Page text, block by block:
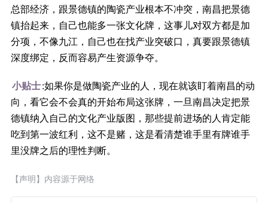
总部经济，跟景德镇的陶瓷产业根本不冲突，南昌把景德
镇抬起来，自己也能多一张文化牌，这事儿对双方都是加
分项，不像九江，自己也在找产业突破口，真要跟景德镇
深度绑定，反而容易产生资源争夺。
小贴士:如果你是做陶瓷产业的人，现在就该盯着南昌的动
向，看它会不会真的开始布局这张牌，一旦南昌决定把景
德镇纳入自己的文化产业版图，那些提前进场的人肯定能
吃到第一波红利，这不是赌，这是看清楚谁手里有牌谁手
里没牌之后的理性判断。
【声明】内容源于网络